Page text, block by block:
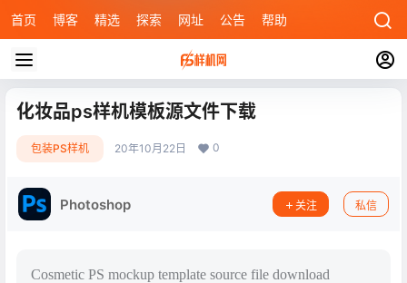
首页 博客 精选 探索 网址 公告 帮助
化妆品ps样机模板源文件下载
包装PS样机 20年10月22日 0
Photoshop 关注 私信
Cosmetic PS mockup template source file download